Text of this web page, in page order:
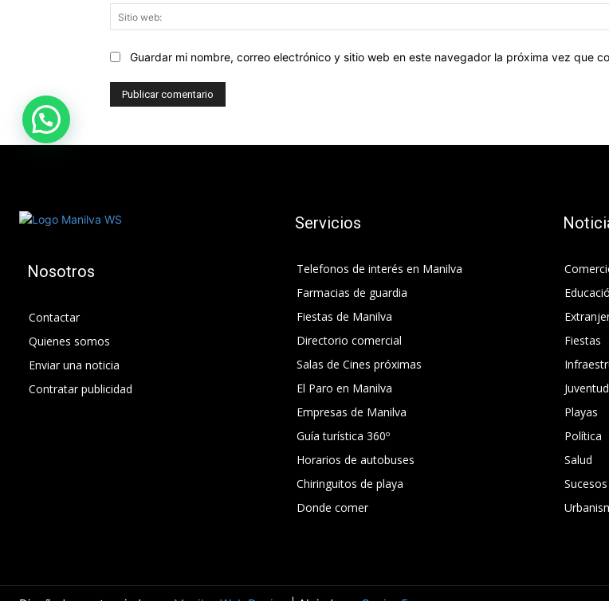
Guardar mi nombre, correo electrónico y sitio web en este navegador la próxima vez que
Nosotros
Contactar
Quienes somos
Enviar una noticia
Contratar publicidad
Servicios
Telefonos de interés en Manilva
Farmacias de guardia
Fiestas de Manilva
Directorio comercial
Salas de Cines próximas
El Paro en Manilva
Empresas de Manilva
Guía turística 360º
Horarios de autobuses
Chiringuitos de playa
Donde comer
Fiestas
Playas
Política
Salud
Sucesos